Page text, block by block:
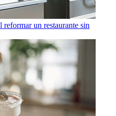
un restaurante sin